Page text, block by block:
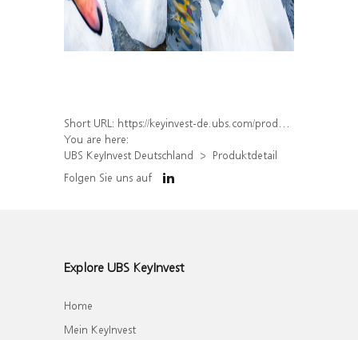
Short URL: https://keyinvest-de.ubs.com/produkt/detail/index/isin/DE000WA5YCS8
You are here:
UBS KeyInvest Deutschland
Produktdetail
Folgen Sie uns auf
Explore UBS KeyInvest
Home
Mein KeyInvest